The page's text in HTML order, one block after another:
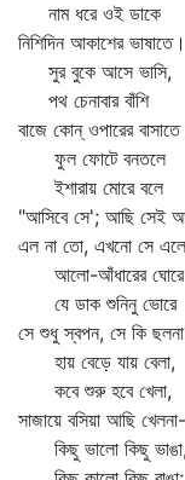
নাম ধরে ওই ডাকে
নিশিদিন আকাশের ভাষাতে।
সুর বুকে আসে ভাসি,
পথ চেনাবার বাঁশি
বাজে কোন্‌ ওপারের
ফুল ফোটে বনতলে
ইশারায় মোরে বলে
"আসিবে সে'; আছি সেই
এল না তো, এখনো সে
আলো-আঁধারের ঘোরে
যে ডাক শুনিনু ভোরে
সে শুধু স্বপন, সে কি
হায় বেড়ে যায় বেলা,
কবে শুরু হবে খেলা,
সাজায়ে বসিয়া আছি
কিছু ভালো কিছু ভাঙা,